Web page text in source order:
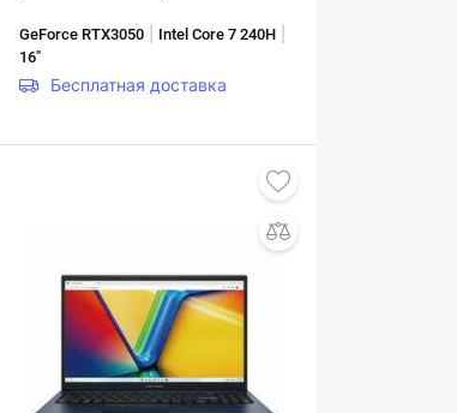
GeForce RTX3050 Intel Core 7 240H
16"
Бесплатная доставка